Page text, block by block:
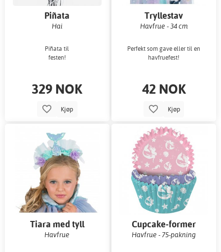
Piñata
Hai
Piñata til
festen!
329 NOK
Kjøp
Tryllestav
Havfrue - 34 cm
Perfekt som gave eller til en
havfruefest!
42 NOK
Kjøp
Tiara med tyll
Havfrue
Cupcake-former
Havfrue - 75-pakning